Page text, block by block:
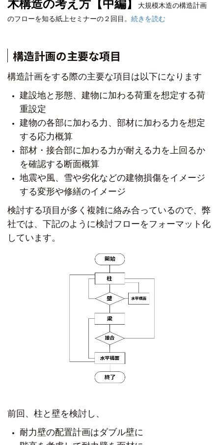
木構造の考え方【中編】
大規模木造の構造計画
のフローを知る紙上セミナーの２回目。 続きを読む
構造計画の主要な項目
構造計画をする際の主要な項目は以下になります
建設地と形態、建物に加わる荷重を想定する荷
重設定
建物の各部に加わる力、部材に加わる力を想定
する応力概算
部材・接合部に加わる力が耐える力を上回るか
を確認する断面概算
地震や風、雪や劣化などの建物損傷をイメージ
する変形や修繕のイメージ
検討する項目が多く複雑に絡み合っているので、 弊
社では、下記のように検討フローをフォーマット化
しています。
前回、柱と壁を検討し、
耐力壁の配置計画はダブル壁に